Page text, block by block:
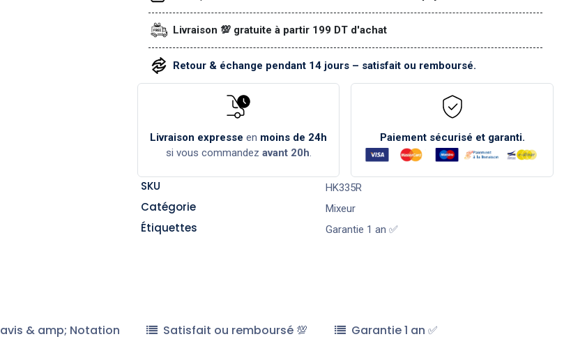
Livraison 💯 gratuite à partir 199 DT d'achat
Retour & échange pendant 14 jours – satisfait ou remboursé.
Livraison expresse en moins de 24h
si vous commandez avant 20h.
Paiement sécurisé et garanti.
SKU HK335R
Catégorie Mixeur
Étiquettes Garantie 1 an ✅
avis & amp; Notation Satisfait ou remboursé 💯 Garantie 1 an ✅